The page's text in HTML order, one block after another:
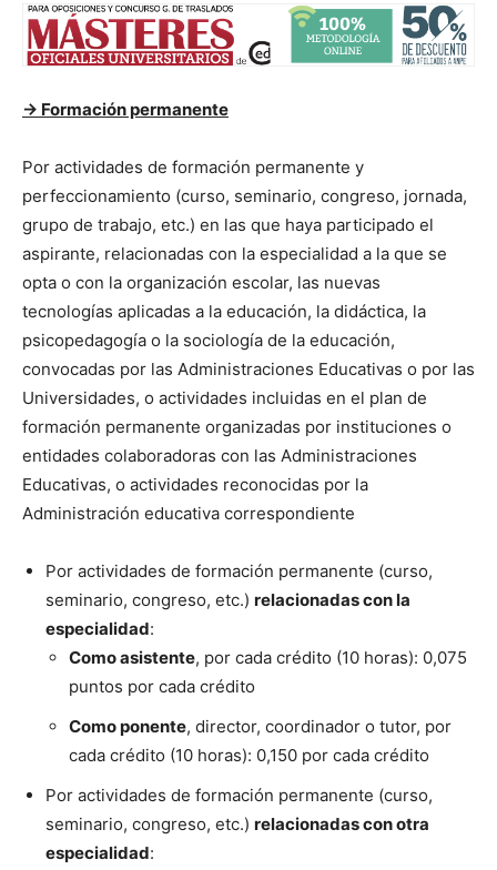
-> Formación permanente
Por actividades de formación permanente y
perfeccionamiento (curso, seminario, congreso, jornada,
grupo de trabajo, etc.) en las que haya participado el
aspirante, relacionadas con la especialidad a la que se
opta o con la organización escolar, las nuevas
tecnologías aplicadas a la educación, la didáctica, la
psicopedagogía o la sociología de la educación,
convocadas por las Administraciones Educativas o por las
Universidades, o actividades incluidas en el plan de
formación permanente organizadas por instituciones o
entidades colaboradoras con las Administraciones
Educativas, o actividades reconocidas por la
Administración educativa correspondiente
Por actividades de formación permanente (curso,
seminario, congreso, etc.) relacionadas con la
especialidad:
Como asistente, por cada crédito (10 horas): 0,075
puntos por cada crédito
Como ponente, director, coordinador o tutor, por
cada crédito (10 horas): 0,150 por cada crédito
Por actividades de formación permanente (curso,
seminario, congreso, etc.) relacionadas con otra
especialidad: